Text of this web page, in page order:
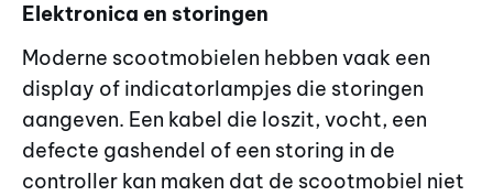
Elektronica en storingen
Moderne scootmobielen hebben vaak een
display of indicatorlampjes die storingen
aangeven. Een kabel die loszit, vocht, een
defecte gashendel of een storing in de
controller kan maken dat de scootmobiel niet